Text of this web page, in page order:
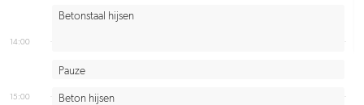
14:00
15:00
Betonstaal hijsen
Pauze
Beton hijsen